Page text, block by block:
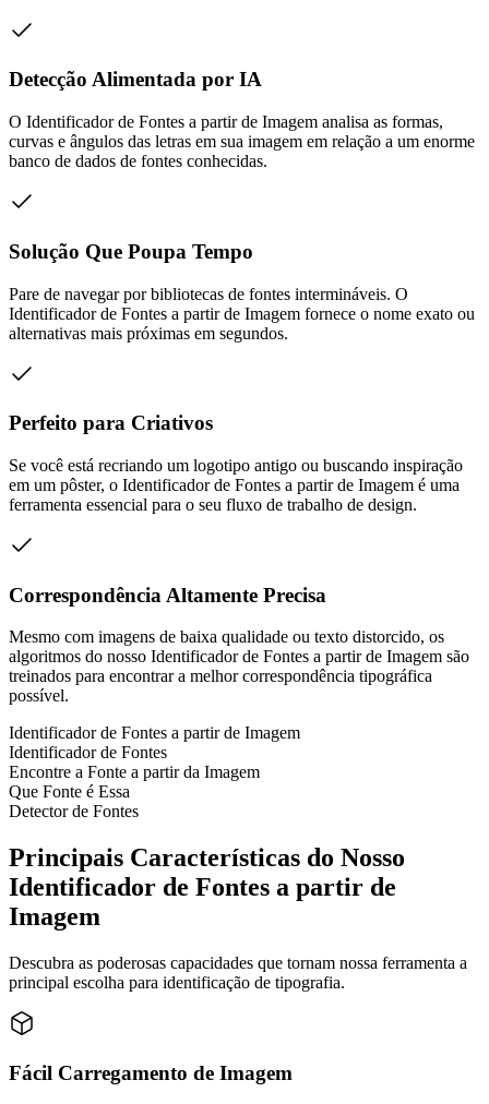
Detecção Alimentada por IA
O Identificador de Fontes a partir de Imagem analisa as formas,
curvas e ângulos das letras em sua imagem em relação a um enorme
banco de dados de fontes conhecidas.
Solução Que Poupa Tempo
Pare de navegar por bibliotecas de fontes intermináveis. O
Identificador de Fontes a partir de Imagem fornece o nome exato ou
alternativas mais próximas em segundos.
Perfeito para Criativos
Se você está recriando um logotipo antigo ou buscando inspiração
em um pôster, o Identificador de Fontes a partir de Imagem é uma
ferramenta essencial para o seu fluxo de trabalho de design.
Correspondência Altamente Precisa
Mesmo com imagens de baixa qualidade ou texto distorcido, os
algoritmos do nosso Identificador de Fontes a partir de Imagem são
treinados para encontrar a melhor correspondência tipográfica
possível.
Identificador de Fontes a partir de Imagem
Identificador de Fontes
Encontre a Fonte a partir da Imagem
Que Fonte é Essa
Detector de Fontes
Principais Características do Nosso
Identificador de Fontes a partir de
Imagem
Descubra as poderosas capacidades que tornam nossa ferramenta a
principal escolha para identificação de tipografia.
Fácil Carregamento de Imagem